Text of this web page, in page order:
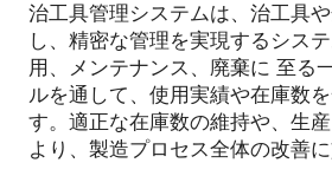
治工具管理システムは、治工具
し、精密な管理を実現するシス
用、メンテナンス、廃棄に 至る
ルを通して、使用実績や在庫数
す。適正な在庫数の維持や、生
より、製造プロセス全体の改善に